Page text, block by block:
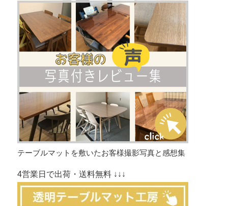
テーブルマットを敷いたお客様撮影写真と感想集
4営業日で出荷・送料無料 ↓↓↓